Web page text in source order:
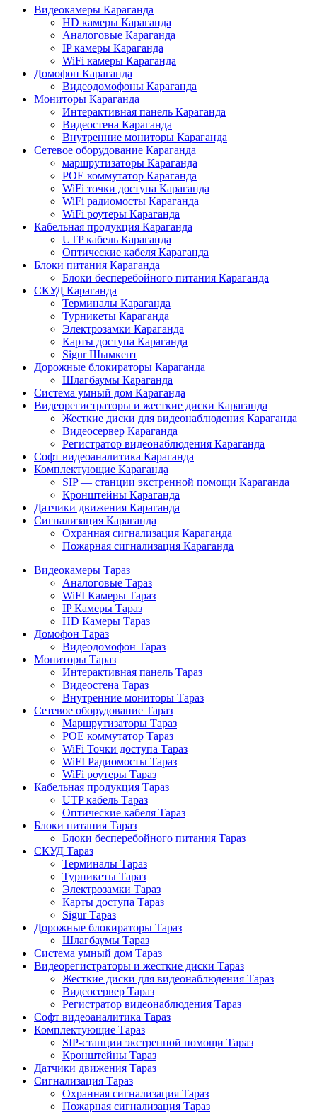
Видеокамеры Караганда
HD камеры Караганда
Аналоговые Караганда
IP камеры Караганда
WiFi камеры Караганда
Домофон Караганда
Видеодомофоны Караганда
Мониторы Караганда
Интерактивная панель Караганда
Видеостена Караганда
Внутренние мониторы Караганда
Сетевое оборудование Караганда
маршрутизаторы Караганда
POE коммутатор Караганда
WiFi точки доступа Караганда
WiFi радиомосты Караганда
WiFi роутеры Караганда
Кабельная продукция Караганда
UTP кабель Караганда
Оптические кабеля Караганда
Блоки питания Караганда
Блоки бесперебойного питания Караганда
СКУД Караганда
Терминалы Караганда
Турникеты Караганда
Электрозамки Караганда
Карты доступа Караганда
Sigur Шымкент
Дорожные блокираторы Караганда
Шлагбаумы Караганда
Система умный дом Караганда
Видеорегистраторы и жесткие диски Караганда
Жесткие диски для видеонаблюдения Караганда
Видеосервер Караганда
Регистратор видеонаблюдения Караганда
Софт видеоаналитика Караганда
Комплектующие Караганда
SIP — станции экстренной помощи Караганда
Кронштейны Караганда
Датчики движения Караганда
Сигнализация Караганда
Охранная сигнализация Караганда
Пожарная сигнализация Караганда
Видеокамеры Тараз
Аналоговые Тараз
WiFI Камеры Тараз
IP Камеры Тараз
HD Камеры Тараз
Домофон Тараз
Видеодомофон Тараз
Мониторы Тараз
Интерактивная панель Тараз
Видеостена Тараз
Внутренние мониторы Тараз
Сетевое оборудование Тараз
Маршрутизаторы Тараз
POE коммутатор Тараз
WiFi Точки доступа Тараз
WiFI Радиомосты Тараз
WiFi роутеры Тараз
Кабельная продукция Тараз
UTP кабель Тараз
Оптические кабеля Тараз
Блоки питания Тараз
Блоки бесперебойного питания Тараз
СКУД Тараз
Терминалы Тараз
Турникеты Тараз
Электрозамки Тараз
Карты доступа Тараз
Sigur Тараз
Дорожные блокираторы Тараз
Шлагбаумы Тараз
Система умный дом Тараз
Видеорегистраторы и жесткие диски Тараз
Жесткие диски для видеонаблюдения Тараз
Видеосервер Тараз
Регистратор видеонаблюдения Тараз
Софт видеоаналитика Тараз
Комплектующие Тараз
SIP-станции экстренной помощи Тараз
Кронштейны Тараз
Датчики движения Тараз
Сигнализация Тараз
Охранная сигнализация Тараз
Пожарная сигнализация Тараз